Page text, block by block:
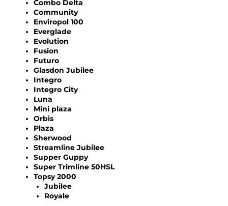
Combo Delta
Community
Enviropol 100
Everglade
Evolution
Fusion
Futuro
Glasdon Jubilee
Integro
Integro City
Luna
Mini plaza
Orbis
Plaza
Sherwood
Streamline Jubilee
Supper Guppy
Super Trimline 50HSL
Topsy 2000
Jubilee
Royale